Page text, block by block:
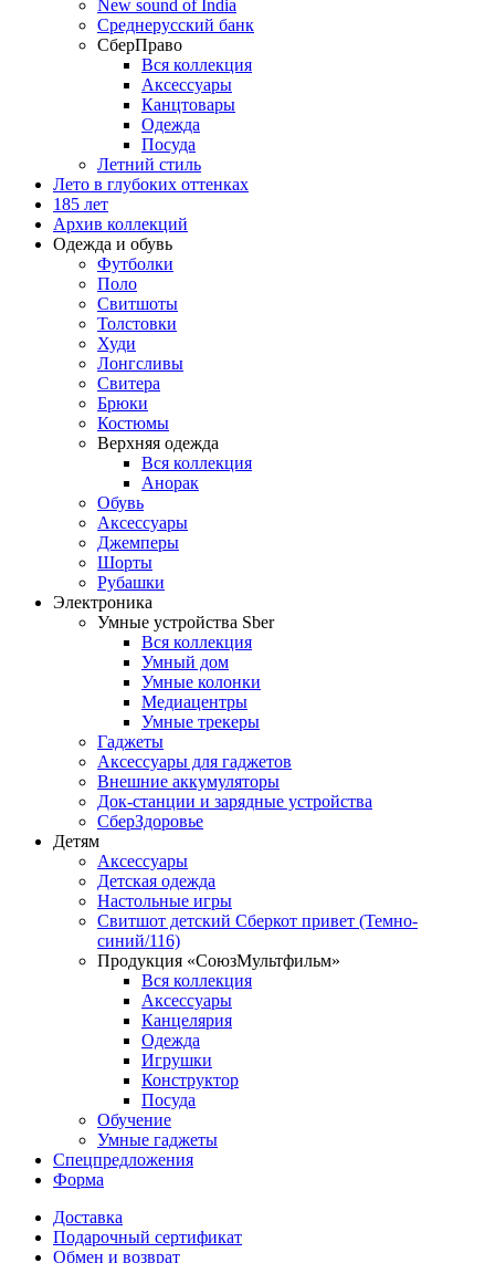
New sound of India
Среднерусский банк
СберПраво
Вся коллекция
Аксессуары
Канцтовары
Одежда
Посуда
Летний стиль
Лето в глубоких оттенках
185 лет
Архив коллекций
Одежда и обувь
Футболки
Поло
Свитшоты
Толстовки
Худи
Лонгсливы
Свитера
Брюки
Костюмы
Верхняя одежда
Вся коллекция
Анорак
Обувь
Аксессуары
Джемперы
Шорты
Рубашки
Электроника
Умные устройства Sber
Вся коллекция
Умный дом
Умные колонки
Медиацентры
Умные трекеры
Гаджеты
Аксессуары для гаджетов
Внешние аккумуляторы
Док-станции и зарядные устройства
СберЗдоровье
Детям
Аксессуары
Детская одежда
Настольные игры
Свитшот детский Сберкот привет (Темно-
синий/116)
Продукция «СоюзМультфильм»
Вся коллекция
Аксессуары
Канцелярия
Одежда
Игрушки
Конструктор
Посуда
Обучение
Умные гаджеты
Спецпредложения
Форма
Доставка
Подарочный сертификат
Обмен и возврат